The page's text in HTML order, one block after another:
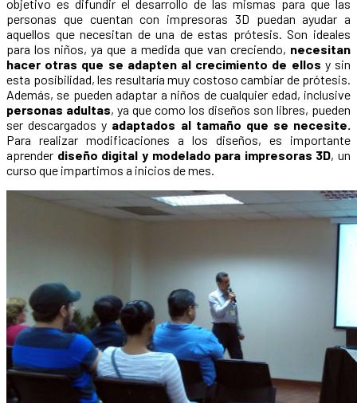
objetivo es difundir el desarrollo de las mismas para que las
personas que cuentan con impresoras 3D puedan ayudar a
aquellos que necesitan de una de estas prótesis. Son ideales
para los niños, ya que a medida que van creciendo, necesitan
hacer otras que se adapten al crecimiento de ellos y sin
esta posibilidad, les resultaría muy costoso cambiar de prótesis.
Además, se pueden adaptar a niños de cualquier edad, inclusive
personas adultas, ya que como los diseños son libres, pueden
ser descargados y adaptados al tamaño que se necesite.
Para realizar modificaciones a los diseños, es importante
aprender diseño digital y modelado para impresoras 3D, un
curso que impartimos a inicios de mes.